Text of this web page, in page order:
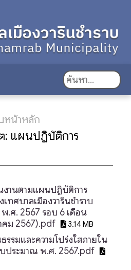
น้าหลัก
: แผนปฏิบัติการ
งานตามแผนปฏิบัติการ
ทศบาลเมืองวารินชำราบ
.ศ. 2567 รอบ 6 เดือน
คม 2567).pdf
3.14 MB
รรมและความโปร่งใสภายใน
ประมาณ พ.ศ. 2567.pdf